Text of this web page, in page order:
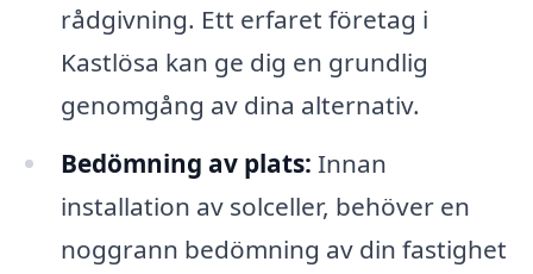
rådgivning. Ett erfaret företag i
Kastlösa kan ge dig en grundlig
genomgång av dina alternativ.
Bedömning av plats: Innan
installation av solceller, behöver en
noggrann bedömning av din fastighet